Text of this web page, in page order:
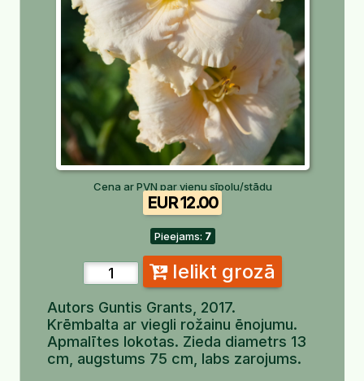
Cena ar PVN par vienu sīpolu/stādu
EUR 12.00
Pieejams: 7
Ielikt grozā
Autors Guntis Grants, 2017.
Krēmbalta ar viegli rožainu ēnojumu.
Apmalītes lokotas. Zieda diametrs 13
cm, augstums 75 cm, labs zarojums.